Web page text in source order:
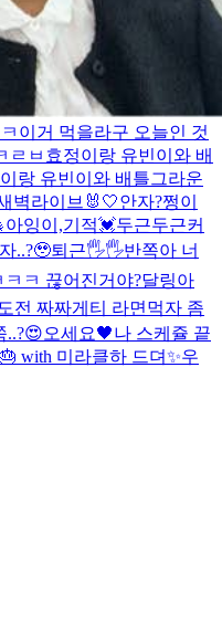
이거 먹을라구 오늘인 것
ㄹㅂ 효정이랑 유빈이와 배
랑 유빈이와 배틀그라운
벽라이브 🐰🤍안자?쩡이
아잉이,기적💓두근두근커
자..?🥹퇴근🖐🖐반쪽아 너
ㅋㅋ 끊어진거야?달링아
전 짜짜게티 라면먹자 좀
..?😍오세요🖤나 스케쥴 끝
with 미라클하 드뎌✨우